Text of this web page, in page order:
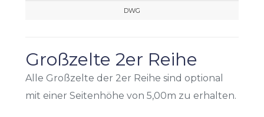
DWG
Großzelte 2er Reihe
Alle Großzelte der 2er Reihe sind optional
mit einer Seitenhöhe von 5,00m zu erhalten.